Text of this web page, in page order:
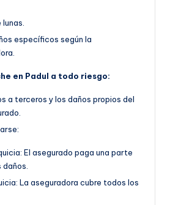
específicos según la
en Padul a todo riesgo:
a terceros y los daños propios del
El asegurado paga una parte
La aseguradora cubre todos los